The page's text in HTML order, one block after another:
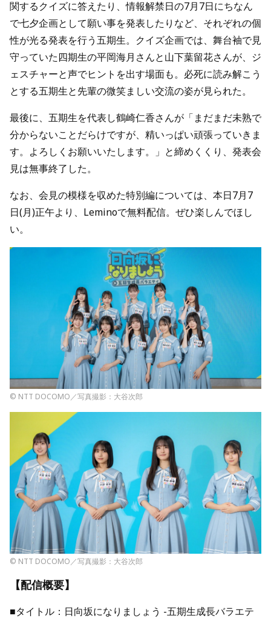
関するクイズに答えたり、情報解禁日の7月7日にちなん
で七夕企画として願い事を発表したりなど、それぞれの個
性が光る発表を行う五期生。クイズ企画では、舞台袖で見
守っていた四期生の平岡海月さんと山下葉留花さんが、ジ
ェスチャーと声でヒントを出す場面も。必死に読み解こう
とする五期生と先輩の微笑ましい交流の姿が見られた。
最後に、五期生を代表し鶴崎仁香さんが「まだまだ未熟で
分からないことだらけですが、精いっぱい頑張っていきま
す。よろしくお願いいたします。」と締めくくり、発表会
見は無事終了した。
なお、会見の模様を収めた特別編については、本日7月7
日(月)正午より、Leminoで無料配信。ぜひ楽しんでほし
い。
© NTT DOCOMO／写真撮影：大谷次郎
© NTT DOCOMO／写真撮影：大谷次郎
【配信概要】
■タイトル：日向坂になりましょう -五期生成長バラエテ